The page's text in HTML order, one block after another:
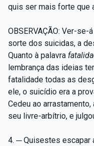
quis ser mais forte que
OBSERVAÇÃO: Ver-
sorte dos suicidas, a
Quanto à palavra
lembrança das ideias
fatalidade todas as
ele, o suicídio era a
Cedeu ao
seu livre-arbítrio, e
4. ─ Quisestes escapar